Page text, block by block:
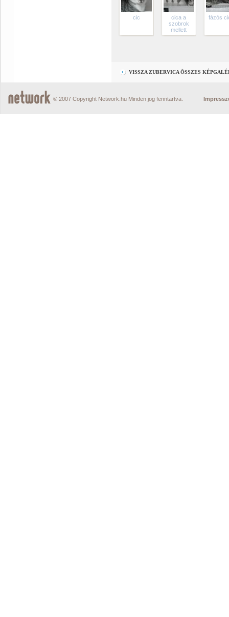
cic
cica a
szobrok
mellett
fázós
VISSZA ZUBERVICA ÖSSZES
© 2007 Copyright Network.hu Minden jog fenntartva.